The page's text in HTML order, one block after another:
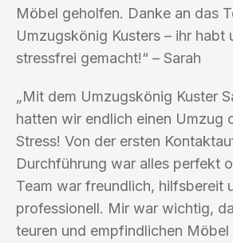
Möbel geholfen. Danke an das
Umzugskönig Kusters – ihr habt
stressfrei gemacht!“ – Sarah
„Mit dem Umzugskönig Kuster
hatten wir endlich einen Umzug
Stress! Von der ersten
Durchführung war alles perfekt
Team war freundlich, hilfsbereit
professionell. Mir war wichtig,
teuren und empfindlichen Möbel